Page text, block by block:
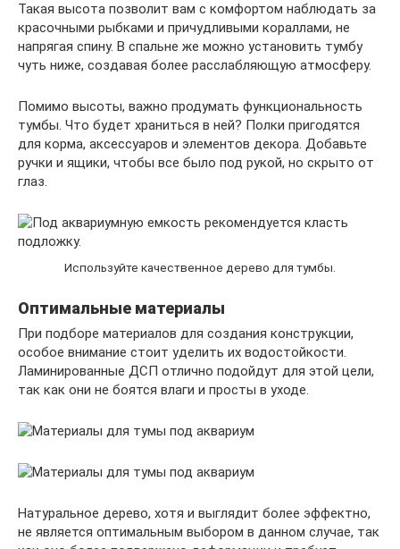
Такая высота позволит вам с комфортом наблюдать за
красочными рыбками и причудливыми кораллами, не
напрягая спину. В спальне же можно установить тумбу
чуть ниже, создавая более расслабляющую атмосферу.
Помимо высоты, важно продумать функциональность
тумбы. Что будет храниться в ней? Полки пригодятся
для корма, аксессуаров и элементов декора. Добавьте
ручки и ящики, чтобы все было под рукой, но скрыто от
глаз.
Используйте качественное дерево для тумбы.
Оптимальные материалы
При подборе материалов для создания конструкции,
особое внимание стоит уделить их водостойкости.
Ламинированные ДСП отлично подойдут для этой цели,
так как они не боятся влаги и просты в уходе.
Натуральное дерево, хотя и выглядит более эффектно,
не является оптимальным выбором в данном случае, так